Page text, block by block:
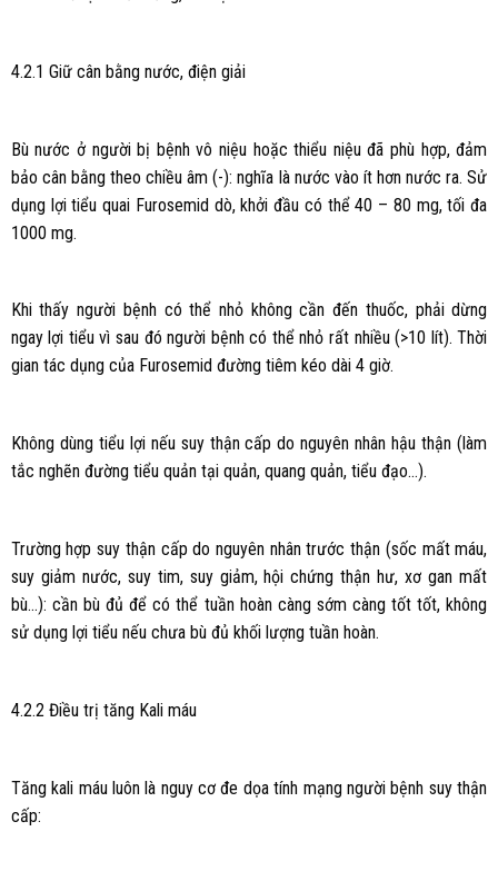
4.2.1 Giữ cân bằng nước, điện giải
Bù nước ở người bị bệnh vô niệu hoặc thiểu niệu đã phù hợp, đảm
bảo cân bằng theo chiều âm (-): nghĩa là nước vào ít hơn nước ra. Sử
dụng lợi tiểu quai Furosemid dò, khởi đầu có thể 40 – 80 mg, tối đa
1000 mg.
Khi thấy người bệnh có thể nhỏ không cần đến thuốc, phải dừng
ngay lợi tiểu vì sau đó người bệnh có thể nhỏ rất nhiều (>10 lít). Thời
gian tác dụng của Furosemid đường tiêm kéo dài 4 giờ.
Không dùng tiểu lợi nếu suy thận cấp do nguyên nhân hậu thận (làm
tắc nghẽn đường tiểu quản tại quản, quang quản, tiểu đạo…).
Trường hợp suy thận cấp do nguyên nhân trước thận (sốc mất máu,
suy giảm nước, suy tim, suy giảm, hội chứng thận hư, xơ gan mất
bù…): cần bù đủ để có thể tuần hoàn càng sớm càng tốt tốt, không
sử dụng lợi tiểu nếu chưa bù đủ khối lượng tuần hoàn.
4.2.2 Điều trị tăng Kali máu
Tăng kali máu luôn là nguy cơ đe dọa tính mạng người bệnh suy thận
cấp: